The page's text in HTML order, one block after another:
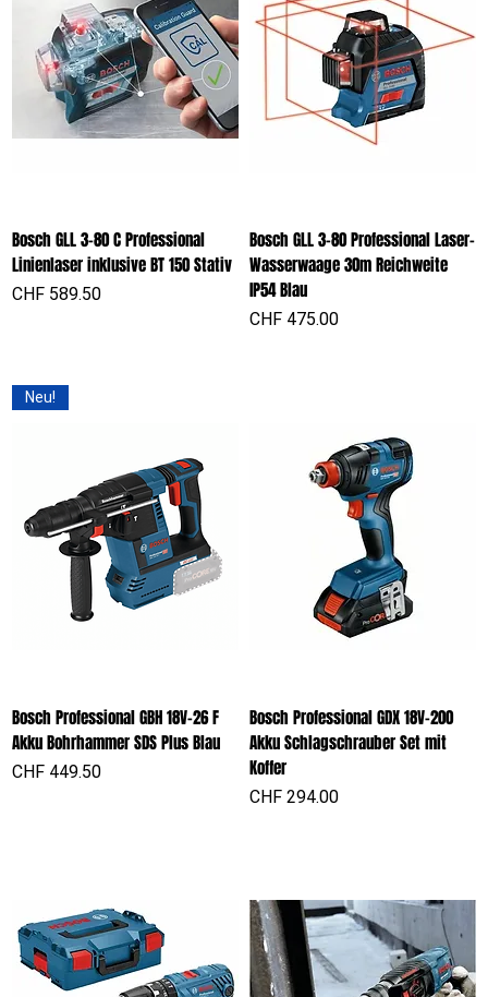
Bosch GLL 3-80 C Professional
Linienlaser inklusive BT 150 Stativ
Preis
CHF 589.50
Bosch GLL 3-80 Professional Laser-
Wasserwaage 30m Reichweite
IP54 Blau
Preis
CHF 475.00
Neu!
Bosch Professional GBH 18V-26 F
Akku Bohrhammer SDS Plus Blau
Preis
CHF 449.50
Bosch Professional GDX 18V-200
Akku Schlagschrauber Set mit
Koffer
Preis
CHF 294.00